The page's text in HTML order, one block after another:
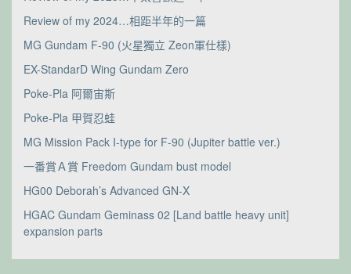
Review of my 2024…相距半年的一篇
MG Gundam F-90 (火星獨立 Zeon軍仕樣)
EX-StandarD Wing Gundam Zero
Poke-Pla 阿爾宙斯
Poke-Pla 甲賀忍蛙
MG Mission Pack I-type for F-90 (Jupiter battle ver.)
一番賞Ａ賞 Freedom Gundam bust model
HG00 Deborah’s Advanced GN-X
HGAC Gundam Geminass 02 [Land battle heavy unit]
expansion parts